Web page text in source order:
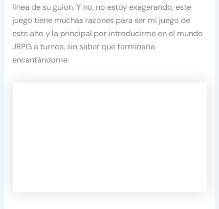
línea de su guion. Y no, no estoy exagerando, este
juego tiene muchas razones para ser mi juego de
este año y la principal por introducirme en el mundo
JRPG a turnos, sin saber que terminaría
encantándome.